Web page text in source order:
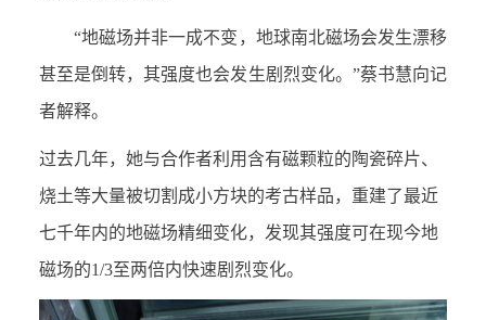
“地磁场并非一成不变，地球南北磁场会发生漂移
甚至是倒转，其强度也会发生剧烈变化。”蔡书慧向记
者解释。
过去几年，她与合作者利用含有磁颗粒的陶瓷碎片、
烧土等大量被切割成小方块的考古样品，重建了最近
七千年内的地磁场精细变化，发现其强度可在现今地
磁场的1/3至两倍内快速剧烈变化。